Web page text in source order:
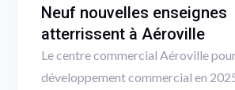
Neuf nouvelles enseignes
atterrissent à Aéroville
Le centre commercial Aéroville
développement commercial en